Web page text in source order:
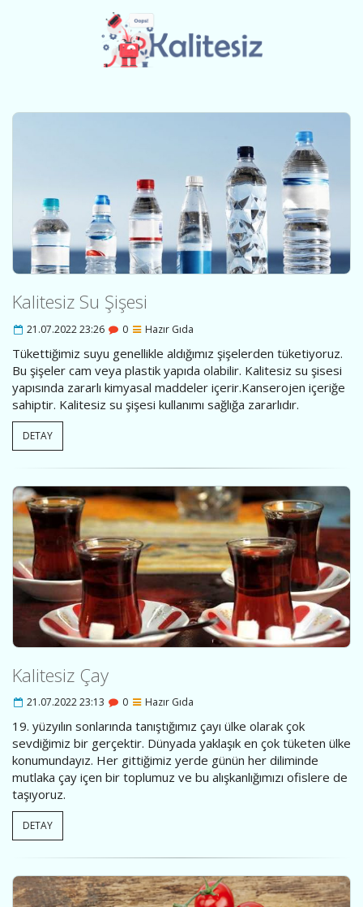
Kalitesiz Su Şişesi
21.07.2022 23:26 0 Hazır Gıda
Tükettiğimiz suyu genellikle aldığımız şişelerden tüketiyoruz.
Bu şişeler cam veya plastik yapıda olabilir. Kalitesiz su şisesi
yapısında zararlı kimyasal maddeler içerir.Kanserojen içeriğe
sahiptir. Kalitesiz su şişesi kullanımı sağlığa zararlıdır.
DETAY
Kalitesiz Çay
21.07.2022 23:13 0 Hazır Gıda
19. yüzyılın sonlarında tanıştığımız çayı ülke olarak çok
sevdiğimiz bir gerçektir. Dünyada yaklaşık en çok tüketen ülke
konumundayız. Her gittiğimiz yerde günün her diliminde
mutlaka çay içen bir toplumuz ve bu alışkanlığımızı ofislere de
taşıyoruz.
DETAY